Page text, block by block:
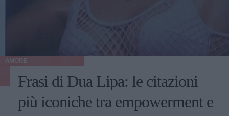
AMORE
Frasi di Dua Lipa: le citazioni
più iconiche tra empowerment e